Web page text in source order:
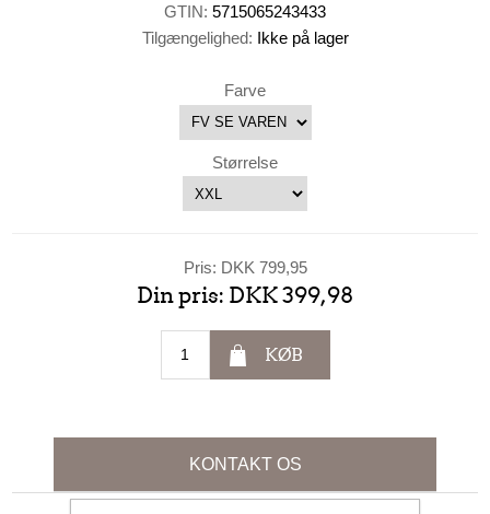
GTIN: 5715065243433
Tilgængelighed: Ikke på lager
Farve
Størrelse
Pris: DKK 799,95
Din pris: DKK 399,98
KØB
KONTAKT OS